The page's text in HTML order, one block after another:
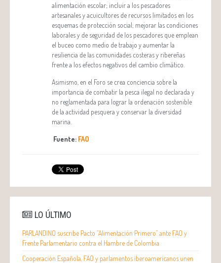
alimentación escolar; incluir a los pescadores
artesanales y acuicultores de recursos limitados en los
esquemas de protección social; mejorar las condiciones
laborales y de seguridad de los pescadores que emplean
el buceo como medio de trabajo y aumentar la
resiliencia de las comunidades costeras y ribereñas
frente a los efectos negativos del cambio climático.
Asimismo, en el Foro se crea conciencia sobre la
importancia de combatir la pesca ilegal no declarada y
no reglamentada para lograr la ordenación sostenible
de la actividad pesquera y conservar la diversidad
marina.
Fuente: FAO
LO ÚLTIMO
PARLANDINO suscribe Pacto “Alimentación Primero” ante FAO y
Frente Parlamentario contra el Hambre de Colombia
Cooperación Española, FAO y parlamentos iberoamericanos unen